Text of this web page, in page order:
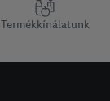
Termékkínálatunk